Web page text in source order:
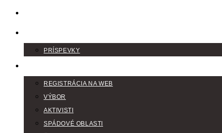
PRÍSPEVKY
REGISTRÁCIA NA WEB
VÝBOR
AKTIVISTI
SPÁDOVÉ OBLASTI